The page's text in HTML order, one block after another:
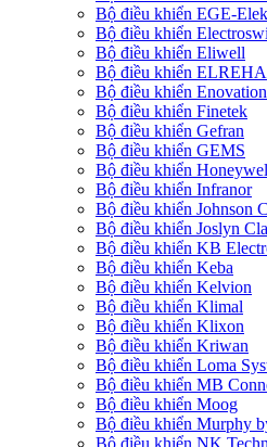
Bộ điều khiển EGE-
Bộ điều khiển
Bộ điều khiển Eliwell
Bộ điều khiển ELREHA
Bộ điều khiển
Bộ điều khiển Finetek
Bộ điều khiển Gefran
Bộ điều khiển GEMS
Bộ điều khiển
Bộ điều khiển Infranor
Bộ điều khiển Johnson
Bộ điều khiển Joslyn
Bộ điều khiển KB
Bộ điều khiển Keba
Bộ điều khiển Kelvion
Bộ điều khiển Klimal
Bộ điều khiển Klixon
Bộ điều khiển Kriwan
Bộ điều khiển Loma
Bộ điều khiển MB
Bộ điều khiển Moog
Bộ điều khiển Murphy
Bộ điều khiển NK